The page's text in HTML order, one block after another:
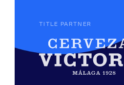
TITLE PARTNER